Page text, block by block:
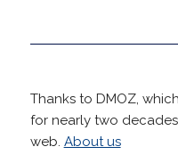
Thanks to DMOZ,
for nearly two
web. About us